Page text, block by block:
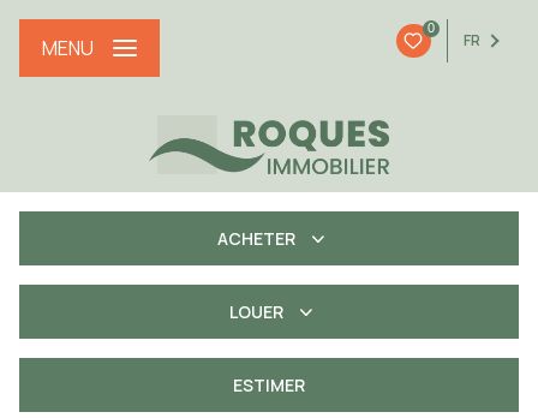
0
FR
MENU
ACHETER
De l'immo pro
LOUER
ESTIMER